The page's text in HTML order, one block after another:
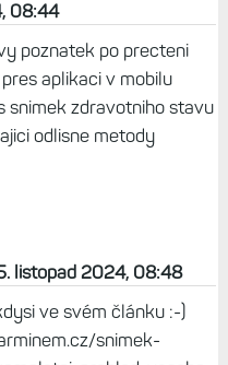
2024, 08:37
:-) Spolu jsme v roce
08:44
poznatek po precteni
aplikaci v mobilu